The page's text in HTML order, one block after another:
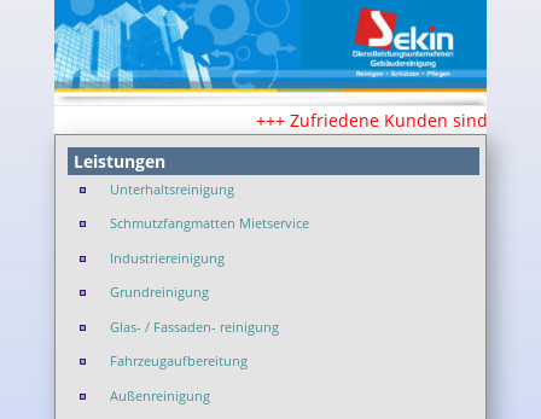
+++ Zufriedene Kunden sind
Leistungen
Unterhaltsreinigung
Schmutzfangmatten Mietservice
Industriereinigung
Grundreinigung
Glas- / Fassaden- reinigung
Fahrzeugaufbereitung
Außenreinigung